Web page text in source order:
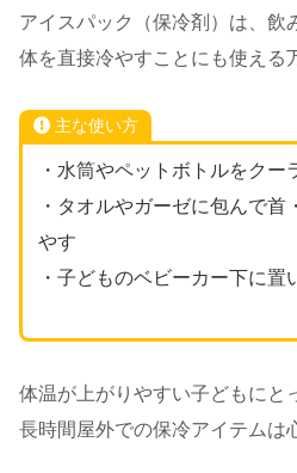
アイスパック（保冷剤）は、飲
体を直接冷やすことにも使える
主な使い方
・水筒やペットボトルをク
・タオルやガーゼに包んで
やす
・子どものベビーカー下に置
体温が上がりやすい子どもにと
長時間屋外での保冷アイテムは